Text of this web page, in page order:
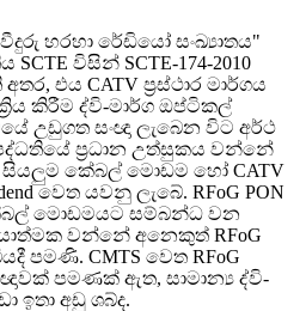
හරහා රේඩියෝ සංඛ්‍යාතය"
විසින් SCTE-174-2010
එය CATV ප්‍රස්ථාර මාර්ගය
කිරීම ද්වි-මාර්ග ඔප්ටිකල්
උඩුගත සංඥා ලැබෙන විට අර්ථ
ප්‍රධාන උත්සුකය වන්නේ
කේබල් මොඩම හෝ CATV
වෙත යවනු ලැබේ. RFoG PON
මොඩමයට සම්බන්ධ වන
වන්නේ අනෙකුත් RFoG
පමණි. CMTS වෙත RFoG
පමණක් ඇත, සාමාන්‍ය ද්වි-
ඉතා අඩු ශබ්ද.